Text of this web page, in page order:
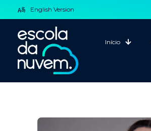
English Version
Início